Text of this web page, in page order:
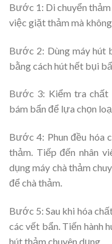
Bước 1: Di chuyển
việc giặt thảm mà
Bước 2: Dùng máy hút
bằng cách hút hết bụi
Bước 3: Kiểm tra chất
bám bẩn để lựa chọn
Bước 4: Phun đều hóa
thảm. Tiếp đến nhân
dụng máy chà thảm
để chà thảm.
Bước 5: Sau khi hóa
các vết bẩn. Tiến hành
hút thảm chuyên dụng